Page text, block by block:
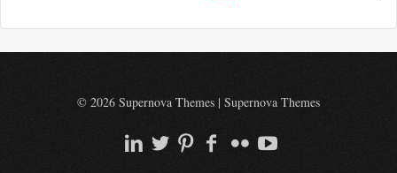
© 2026 Supernova Themes | Supernova Themes